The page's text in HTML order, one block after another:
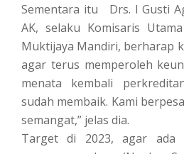
Sementara itu Drs. I Gusti
AK, selaku Komisaris
Muktijaya Mandiri, berharap
agar terus memperoleh
menata kembali
sudah membaik. Kami
semangat,” jelas dia.
Target di 2023, agar ada